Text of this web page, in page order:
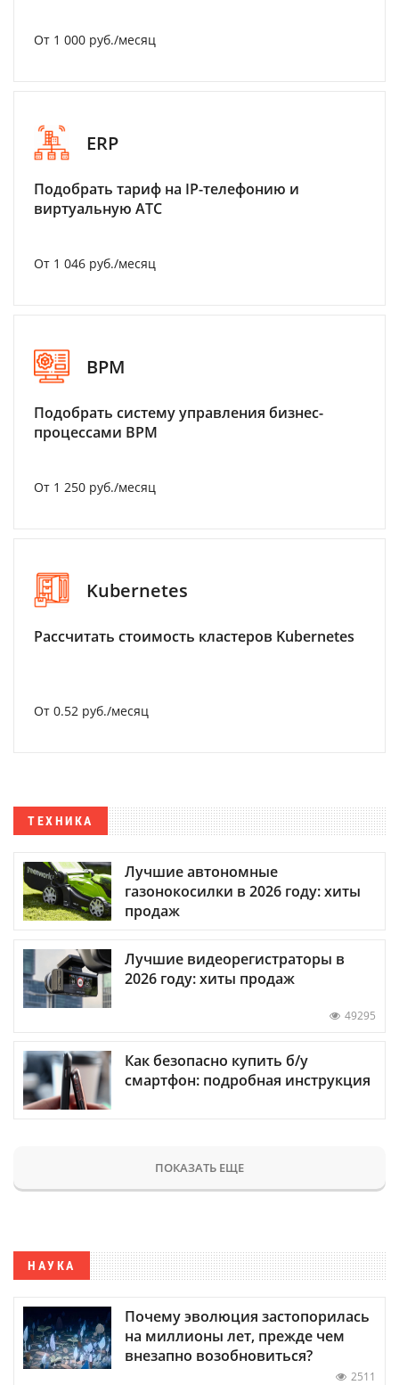
От 1 000 руб./месяц
ERP
Подобрать тариф на IP-телефонию и
виртуальную АТС
От 1 046 руб./месяц
BPM
Подобрать систему управления бизнес-
процессами BPM
От 1 250 руб./месяц
Kubernetes
Рассчитать стоимость кластеров Kubernetes
От 0.52 руб./месяц
ТЕХНИКА
Лучшие автономные
газонокосилки в 2026 году: хиты
продаж
Лучшие видеорегистраторы в
2026 году: хиты продаж
49295
Как безопасно купить б/у
смартфон: подробная инструкция
ПОКАЗАТЬ ЕЩЕ
НАУКА
Почему эволюция застопорилась
на миллионы лет, прежде чем
внезапно возобновиться?
2511